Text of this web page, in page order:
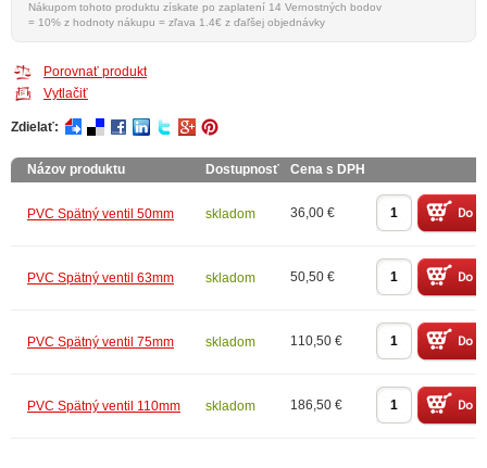
Nákupom tohoto produktu získate po zaplatení 14 Vernostných bodov
= 10% z hodnoty nákupu = zľava 1.4€ z ďaľšej objednávky
Porovnať produkt
Vytlačiť
Zdielať:
Názov produktu Dostupnosť Cena s DPH
PVC Spätný ventil 50mm skladom 36,00 €
PVC Spätný ventil 63mm skladom 50,50 €
PVC Spätný ventil 75mm skladom 110,50 €
PVC Spätný ventil 110mm skladom 186,50 €